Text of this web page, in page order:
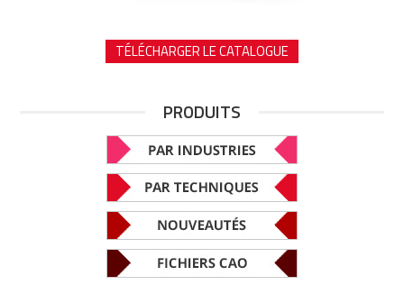
TÉLÉCHARGER LE CATALOGUE
PRODUITS